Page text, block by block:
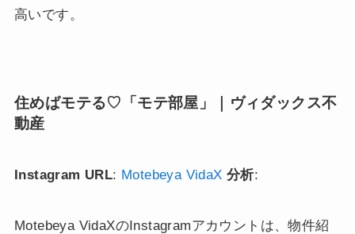
高いです。
住めばモテる♡「モテ部屋」｜ヴィダックス不
動産
Instagram URL: Motebeya VidaX 分析:
Motebeya VidaXのInstagramアカウントは、物件紹